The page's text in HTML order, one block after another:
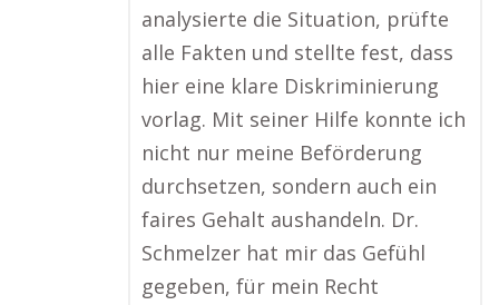
analysierte die Situation, prüfte
alle Fakten und stellte fest, dass
hier eine klare Diskriminierung
vorlag. Mit seiner Hilfe konnte ich
nicht nur meine Beförderung
durchsetzen, sondern auch ein
faires Gehalt aushandeln. Dr.
Schmelzer hat mir das Gefühl
gegeben, für mein Recht